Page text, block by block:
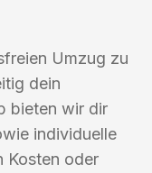
Umzug zu
dein
bieten wir dir
individuelle
Kosten oder